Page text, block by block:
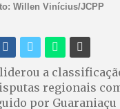
Willen Vinícius/JCPP
a
regionais
por Guaraniaçu